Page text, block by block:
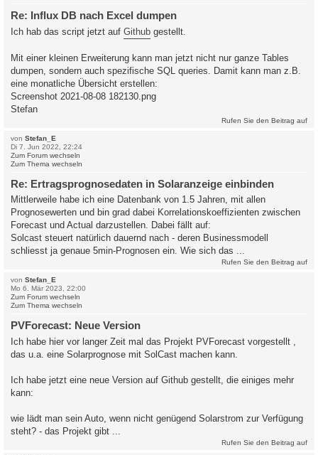
Re: Influx DB nach Excel dumpen
Ich hab das script jetzt auf Github gestellt.
Mit einer kleinen Erweiterung kann man jetzt nicht nur ganze Tables
dumpen, sondern auch spezifische SQL queries. Damit kann man z.B.
eine monatliche Übersicht erstellen:
Screenshot 2021-08-08 182130.png
Stefan
Rufen Sie den Beitrag auf
von Stefan_E
Di 7. Jun 2022, 22:24
Zum Forum wechseln
Zum Thema wechseln
Re: Ertragsprognosedaten in Solaranzeige einbinden
Mittlerweile habe ich eine Datenbank von 1.5 Jahren, mit allen
Prognosewerten und bin grad dabei Korrelationskoeffizienten zwischen
Forecast und Actual darzustellen. Dabei fällt auf:
Solcast steuert natürlich dauernd nach - deren Businessmodell
schliesst ja genaue 5min-Prognosen ein. Wie sich das ...
Rufen Sie den Beitrag auf
von Stefan_E
Mo 6. Mär 2023, 22:00
Zum Forum wechseln
Zum Thema wechseln
PVForecast: Neue Version
Ich habe hier vor langer Zeit mal das Projekt PVForecast vorgestellt ,
das u.a. eine Solarprognose mit SolCast machen kann.
Ich habe jetzt eine neue Version auf Github gestellt, die einiges mehr
kann:
wie lädt man sein Auto, wenn nicht genügend Solarstrom zur Verfügung
steht? - das Projekt gibt ...
Rufen Sie den Beitrag auf